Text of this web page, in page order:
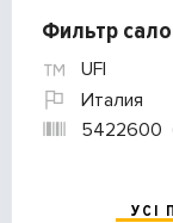
Фильтр
UFI
Италия
5422600
УСІ